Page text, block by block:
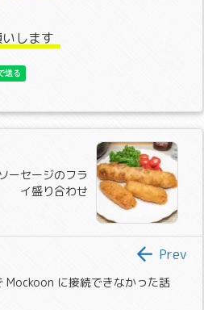
します
ーセージのフラ
イ盛り合わせ
Mockoon に接続できなかった話
 Prev